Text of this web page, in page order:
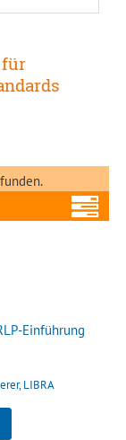
Einführung
LIBRA